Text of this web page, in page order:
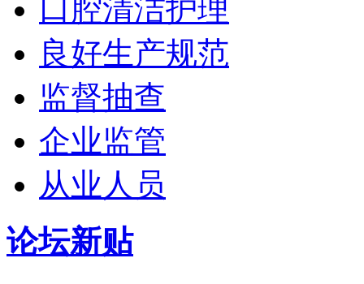
口腔清洁护理
良好生产规范
监督抽查
企业监管
从业人员
论坛新贴